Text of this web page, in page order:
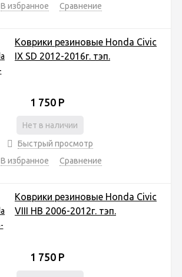
В избранное
Сравнение
Коврики резиновые Honda Civic
IX SD 2012-2016г. тэп.
1 750 Р
Нет в наличии
Быстрый просмотр
В избранное
Сравнение
Коврики резиновые Honda Civic
VIII HB 2006-2012г. тэп.
1 750 Р